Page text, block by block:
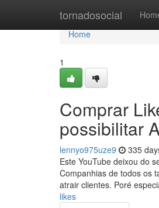
tornadosocial
Home
Home
1
Comprar
possibilitar
lennyo975uze9 335
Este YouTube deixou do
Companhias de todos os
atrair clientes. Poré
likes